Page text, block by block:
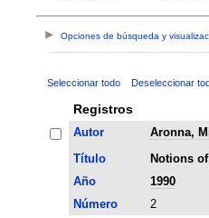
Opciones de búsqueda y
Seleccionar todo Deseleccionar
Registros
Autor
Aronna,
Título
Notions
Año
1990
Número
2